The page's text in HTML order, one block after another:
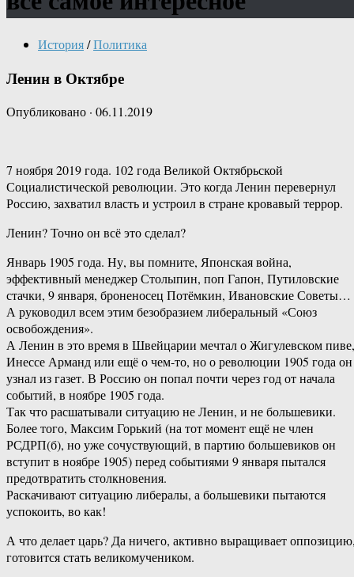
История/Политика
Ленин в Октябре
Опубликовано · 06.11.2019
7 ноября 2019 года. 102 года Великой Октябрьской
Социалистической революции. Это когда Ленин перевернул
Россию, захватил власть и устроил в стране кровавый террор.
Ленин? Точно он всё это сделал?
Январь 1905 года. Ну, вы помните, Японская война,
эффективный менеджер Столыпин, поп Гапон, Путиловские
стачки, 9 января, броненосец Потёмкин, Ивановские Советы…
А руководил всем этим безобразием либеральный «Союз
освобождения».
А Ленин в это время в Швейцарии мечтал о Жигулевском пиве,
Инессе Арманд или ещё о чем-то, но о революции 1905 года он
узнал из газет. В Россию он попал почти через год от начала
событий, в ноябре 1905 года.
Так что расшатывали ситуацию не Ленин, и не большевики.
Более того, Максим Горький (на тот момент ещё не член
РСДРП(б), но уже сочуствующий, в партию большевиков он
вступит в ноябре 1905) перед событиями 9 января пытался
предотвратить столкновения.
Раскачивают ситуацию либералы, а большевики пытаются
успокоить, во как!
А что делает царь? Да ничего, активно выращивает
готовится стать великомучеником.